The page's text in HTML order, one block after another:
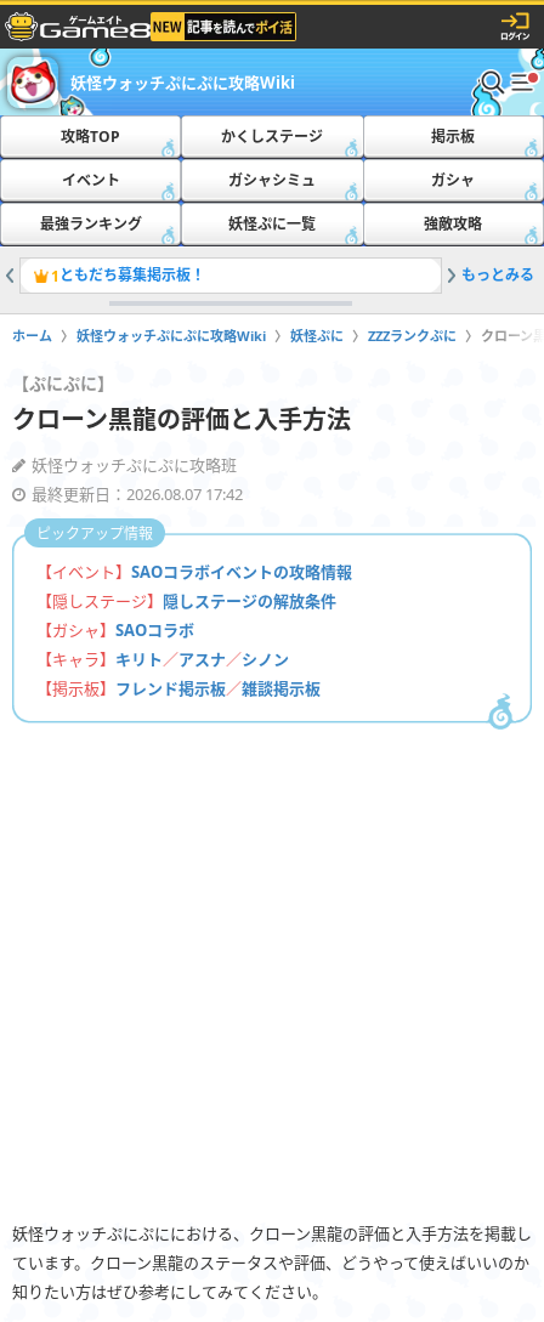
妖怪ウォッチぷにぷに攻略Wiki
攻略TOP かくしステージ 掲示板
イベント ガシャシミュ ガシャ
最強ランキング 妖怪ぷに一覧 強敵攻略
1 ともだち募集掲示板！ 2最新の
もっとみる
ホーム 妖怪ウォッチぷにぷに攻略Wiki 妖怪ぷに ZZZランクぷに クローン
【ぷにぷに】
クローン黒龍の評価と入手方法
妖怪ウォッチぷにぷに攻略班
最終更新日：2026.08.07 17:42
【イベント】 SAOコラボイベントの攻略情報
【隠しステージ】 隠しステージの解放条件
【ガシャ】 SAOコラボ
【キャラ】 キリト／アスナ／シノン
【掲示板】 フレンド掲示板／雑談掲示板
ピックアップ情報
妖怪ウォッチぷにぷににおける、クローン黒龍の評価と入手方法を掲載し
ています。クローン黒龍のステータスや評価、どうやって使えばいいのか
知りたい方はぜひ参考にしてみてください。